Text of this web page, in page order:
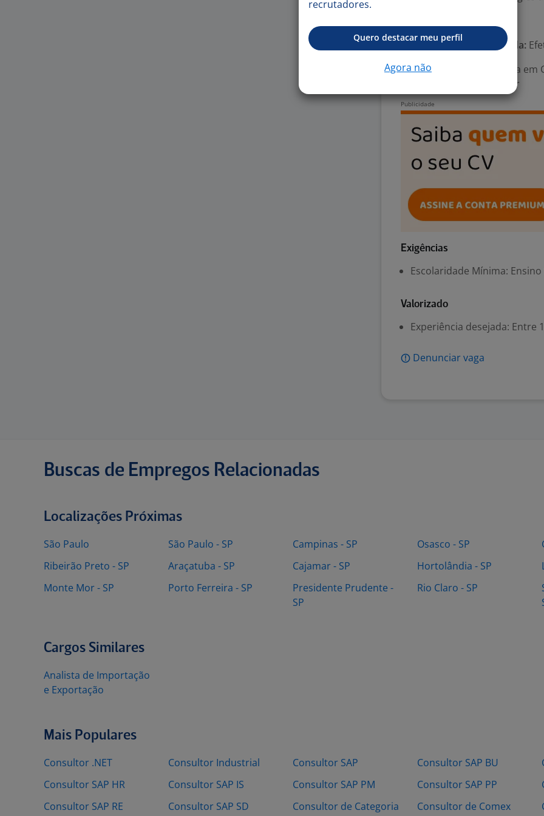
Tipo de contrato e Jornada:
Área Profissional:
Analista
Comércio Exterior, Trader
Exigências
Escolaridade Mínima:
Valorizado
Experiência desejada: Entre
Denunciar vaga
Buscas de Empregos Relacionadas
Localizações Próximas
São Paulo
Ribeirão Preto - SP
Monte Mor - SP
São Paulo - SP
Araçatuba - SP
Porto Ferreira - SP
Campinas - SP
Cajamar - SP
Presidente Prudente -
SP
Osasco - SP
Hortolândia - SP
Rio Claro - SP
Cargos Similares
Analista de Importação
e Exportação
Mais Populares
Consultor .NET
Consultor SAP HR
Consultor SAP RE
Consultor Industrial
Consultor SAP IS
Consultor SAP SD
Consultor SAP
Consultor SAP PM
Consultor de Categoria
Consultor SAP BU
Consultor SAP PP
Consultor de Comex
recrutadores.
Quero destacar meu perfil
Agora não